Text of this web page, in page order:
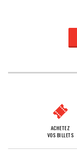
ACHETEZ
VOS BILLETS